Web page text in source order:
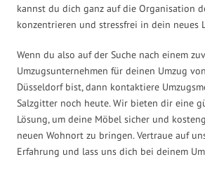
kannst du dich ganz auf die Organisation
konzentrieren und stressfrei in dein neues
Wenn du also auf der Suche nach einem
Umzugsunternehmen für deinen Umzug
Düsseldorf bist, dann kontaktiere
Salzgitter noch heute. Wir bieten dir eine
Lösung, um deine Möbel sicher und
neuen Wohnort zu bringen. Vertraue auf
Erfahrung und lass uns dich bei deinem